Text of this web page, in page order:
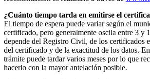
¿Cuánto tiempo tarda en emitirse el
El tiempo de espera puede variar según el
certificado, pero generalmente oscila entre 3 y
depende del Registro Civil, de los certificados
del certificado y de la exactitud de los datos.
trámite puede tardar varios meses por lo que
hacerlo con la mayor antelación posible.